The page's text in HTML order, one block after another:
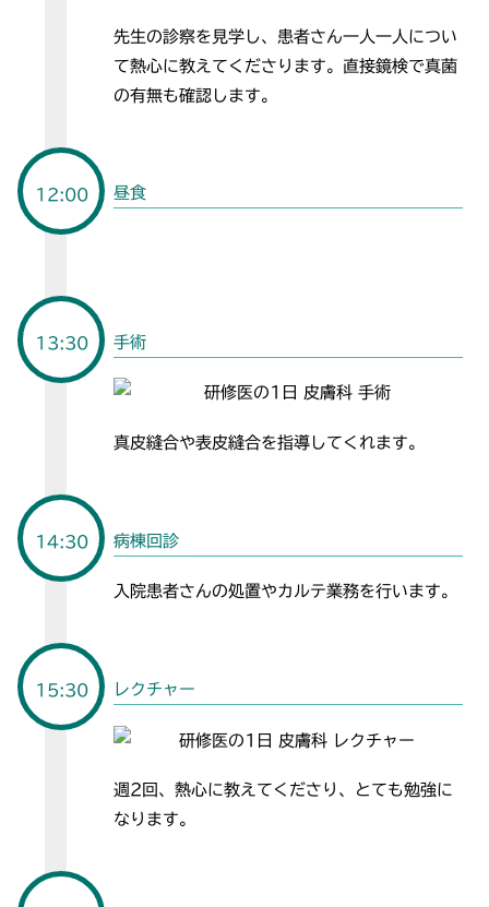
先生の診察を見学し、患者さん一人一人につい
て熱心に教えてくださります。直接鏡検で真菌
の有無も確認します。
12:00 昼食
13:30 手術
真皮縫合や表皮縫合を指導してくれます。
14:30 病棟回診
入院患者さんの処置やカルテ業務を行います。
15:30 レクチャー
週2回、熱心に教えてくださり、とても勉強に
なります。